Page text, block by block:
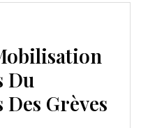
Du
Grèves